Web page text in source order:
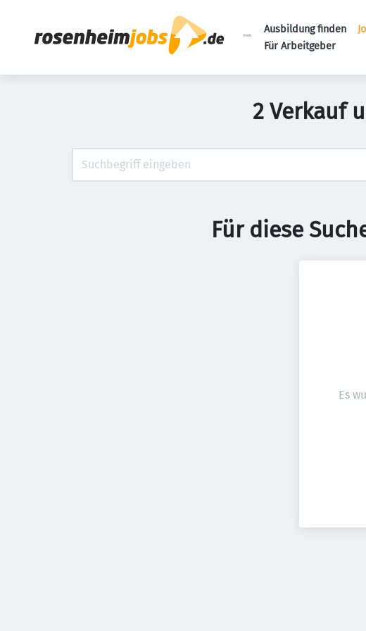
Ausbildung finden
Für Arbeitgeber
2 Verkauf
Für diese
Es